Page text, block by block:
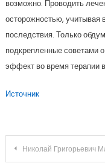
возможно. Проводить
осторожностью, учитывая
последствия. Только
подкрепленные советами
эффект во время терапии
Источник
Навигация
Николай Григорьевич Маломуж — ученый, писатель, общественный деятель — история жизни, научные открытия и